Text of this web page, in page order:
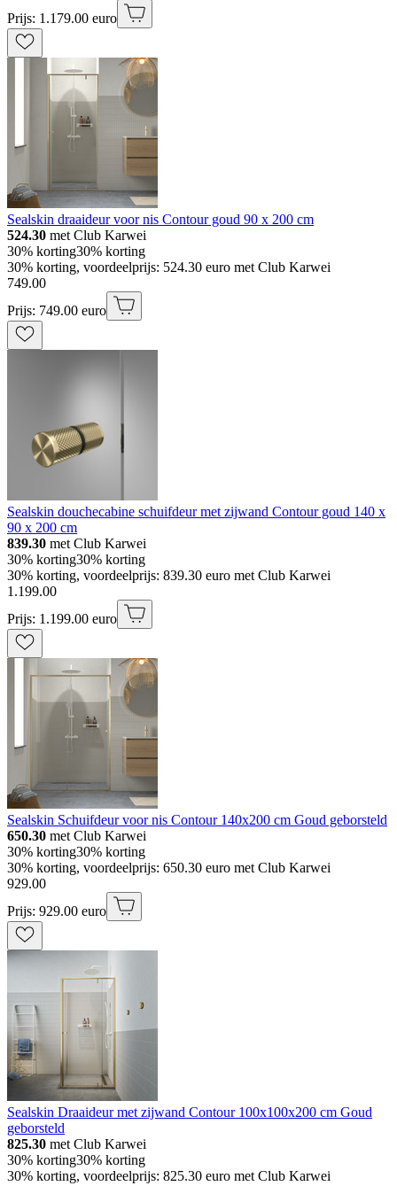
Prijs: 1.179.00 euro
Sealskin draaideur voor nis Contour goud 90 x 200 cm
524.30 met Club Karwei
30% korting30% korting
30% korting, voordeelprijs: 524.30 euro met Club Karwei
749.00
Prijs: 749.00 euro
Sealskin douchecabine schuifdeur met zijwand Contour goud 140 x
90 x 200 cm
839.30 met Club Karwei
30% korting30% korting
30% korting, voordeelprijs: 839.30 euro met Club Karwei
1 .199.00
Prijs: 1.199.00 euro
Sealskin Schuifdeur voor nis Contour 140x200 cm Goud geborsteld
650.30 met Club Karwei
30% korting30% korting
30% korting, voordeelprijs: 650.30 euro met Club Karwei
929.00
Prijs: 929.00 euro
Sealskin Draaideur met zijwand Contour 100x100x200 cm Goud
geborsteld
825.30 met Club Karwei
30% korting30% korting
30% korting, voordeelprijs: 825.30 euro met Club Karwei